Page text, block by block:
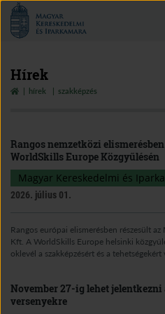
Magyar
Kereskedelmi
és
Hírek
hírek szakképzés
Rangos nemzetközi
WorldSkills Europe Közgyűlésén
Magyar Kereskedelmi és
2026. július 01.
Rangos európai elismerésben részesült
Kft. A WorldSkills Europe helsinki
oklevél a szakképzésért és a
November 27-ig lehet jelentkezni
versenyekre